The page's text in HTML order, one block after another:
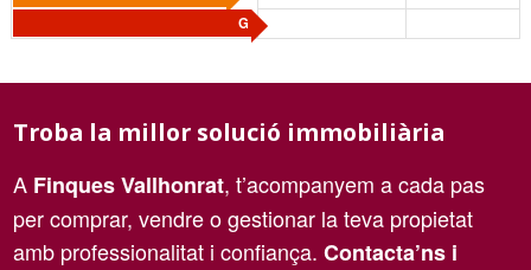
G
Troba la millor solució immobiliària
A Finques Vallhonrat, t’acompanyem a cada pas
per comprar, vendre o gestionar la teva propietat
amb professionalitat i confiança.Contacta’ns i